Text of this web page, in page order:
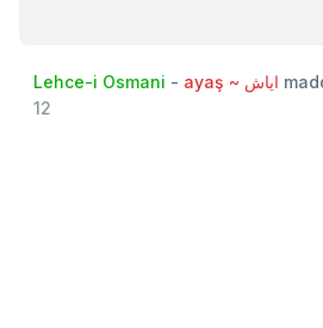
Lehce-i Osmani - ayaş ~ اياش
12